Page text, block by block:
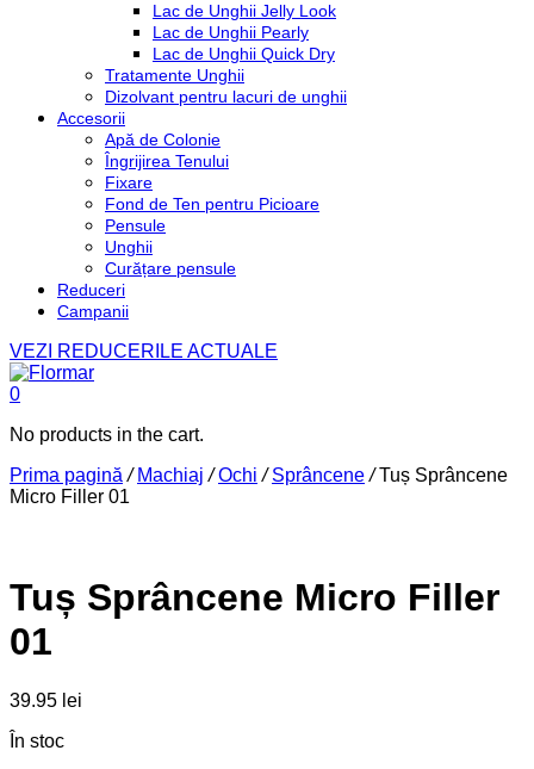
Lac de Unghii Jelly Look
Lac de Unghii Pearly
Lac de Unghii Quick Dry
Tratamente Unghii
Dizolvant pentru lacuri de unghii
Accesorii
Apă de Colonie
Îngrijirea Tenului
Fixare
Fond de Ten pentru Picioare
Pensule
Unghii
Curățare pensule
Reduceri
Campanii
VEZI REDUCERILE ACTUALE
0
No products in the cart.
Prima pagină / Machiaj /Ochi /Sprâncene/Tuș Sprâncene
Micro Filler 01
Tuș Sprâncene Micro Filler
01
39.95 lei
În stoc